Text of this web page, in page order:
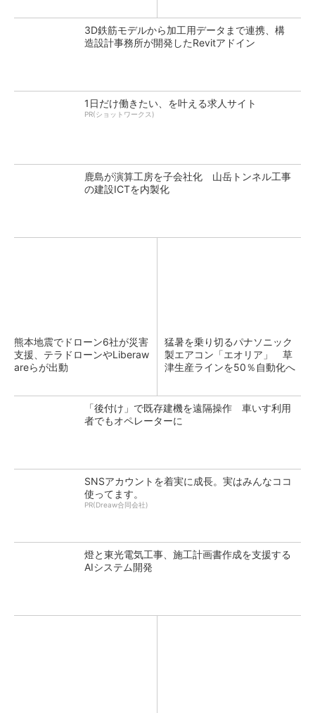
3D鉄筋モデルから加工用データまで連携、構
造設計事務所が開発したRevitアドイン
1日だけ働きたい、を叶える求人サイト
PR(ショットワークス)
鹿島が演算工房を子会社化 山岳トンネル工事
の建設ICTを内製化
熊本地震でドローン6社が災害
支援、テラドローンやLiberaw
areらが出動
猛暑を乗り切るパナソニック
製エアコン「エオリア」 草
津生産ラインを50％自動化へ
「後付け」で既存建機を遠隔操作 車いす利用
者でもオペレーターに
SNSアカウントを着実に成長。実はみんなココ
使ってます。
PR(Dreaw合同会社)
燈と東光電気工事、施工計画書作成を支援する
AIシステム開発